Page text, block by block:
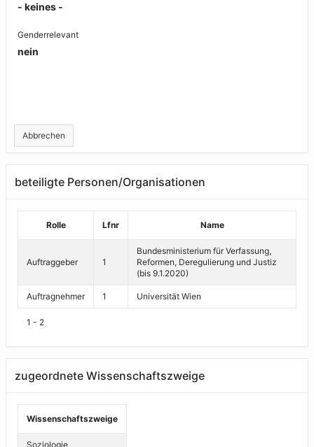
- keines -
Genderrelevant
nein
Abbrechen
beteiligte Personen/Organisationen
Rolle Lfnr Name
Auftraggeber 1
Bundesministerium für Verfassung,
Reformen, Deregulierung und Justiz
(bis 9.1.2020)
Auftragnehmer 1 Universität Wien
1 - 2
zugeordnete Wissenschaftszweige
Wissenschaftszweige
Soziologie